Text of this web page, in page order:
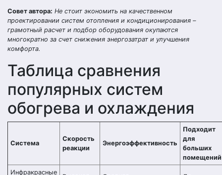
Совет автора: Не стоит экономить на качественном
проектировании систем отопления и кондиционирования –
грамотный расчет и подбор оборудования окупаются
многократно за счет снижения энергозатрат и улучшения
комфорта.
Таблица сравнения
популярных систем
обогрева и охлаждения
Система
Скорость
реакции
Энергоэффективность
Подходит
для
больших
помещений
Инфракрасные